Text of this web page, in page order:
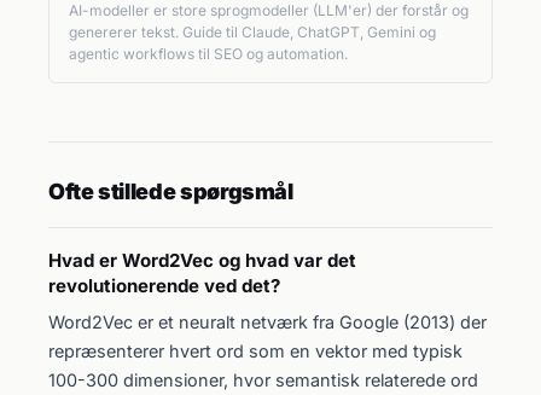
AI-modeller er store sprogmodeller (LLM'er) der forstår og
genererer tekst. Guide til Claude, ChatGPT, Gemini og
agentic workflows til SEO og automation.
Ofte stillede spørgsmål
Hvad er Word2Vec og hvad var det
revolutionerende ved det?
Word2Vec er et neuralt netværk fra Google (2013) der
repræsenterer hvert ord som en vektor med typisk
100-300 dimensioner, hvor semantisk relaterede ord